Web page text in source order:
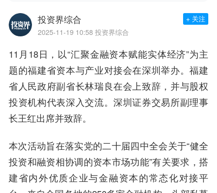
投资界综合
2025-11-19 10:58 投资界综合
+ 关注
11月18日，以“汇聚金融资本赋能实体经济”为主
题的福建省资本与产业对接会在深圳举办。福建
省人民政府副省长林瑞良在会上致辞，并与股权
投资机构代表深入交流。深圳证券交易所副理事
长王红出席并致辞。
本次活动旨在落实党的二十届四中全会关于“健全
投资和融资相协调的资本市场功能”有关要求，搭
建省内外优质企业与金融资本的常态化对接平